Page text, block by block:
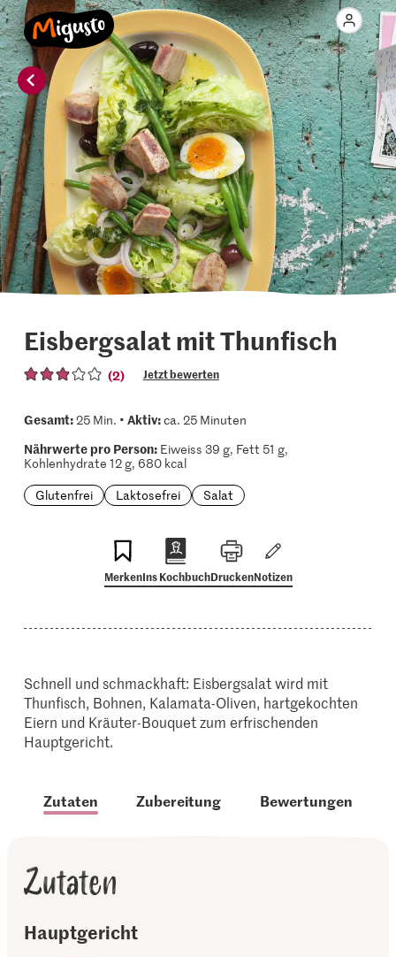
Eisbergsalat mit Thunfisch
(2) Jetzt bewerten
Gesamt:25 Min. • Aktiv:ca. 25 Minuten
Nährwerte pro Person:Eiweiss 39 g, Fett 51 g,
Kohlenhydrate 12 g, 680 kcal
Glutenfrei
Laktosefrei Salat
MerkenIns KochbuchDruckenNotizen
Schnell und schmackhaft: Eisbergsalat wird mit
Thunfisch, Bohnen, Kalamata-Oliven, hartgekochten
Eiern und Kräuter-Bouquet zum erfrischenden
Hauptgericht.
Zutaten Zubereitung Bewertungen
Zutaten
Hauptgericht